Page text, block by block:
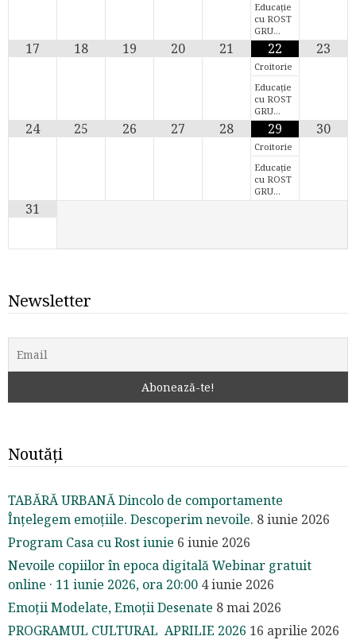
Educație
cu ROST
GRU…
17 18 19 20 21 22
Croitorie
Educație
cu ROST
GRU…
23
24 25 26 27 28 29
Croitorie
Educație
cu ROST
GRU…
30
31
Newsletter
Noutăți
TABĂRĂ URBANĂ Dincolo de comportamente
Înțelegem emoțiile. Descoperim nevoile. 8 iunie 2026
Program Casa cu Rost iunie 6 iunie 2026
Nevoile copiilor în epoca digitală Webinar gratuit
online · 11 iunie 2026, ora 20:00 4 iunie 2026
Emoții Modelate, Emoții Desenate 8 mai 2026
PROGRAMUL CULTURAL APRILIE 2026 16 aprilie 2026